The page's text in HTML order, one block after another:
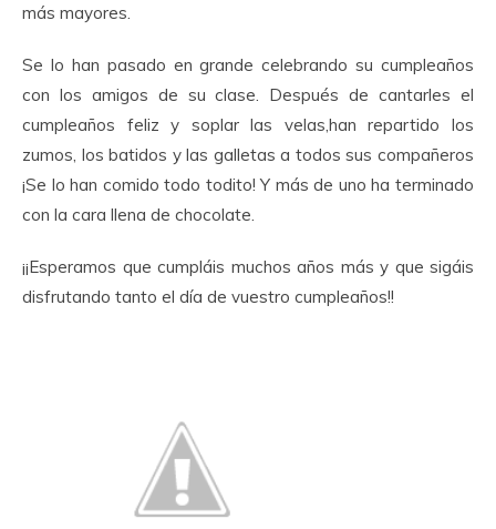
más mayores.
Se lo han pasado en grande celebrando su cumpleaños
con los amigos de su clase. Después de cantarles el
cumpleaños feliz y soplar las velas,han repartido los
zumos, los batidos y las galletas a todos sus compañeros
¡Se lo han comido todo todito! Y más de uno ha terminado
con la cara llena de chocolate.
¡¡Esperamos que cumpláis muchos años más y que sigáis
disfrutando tanto el día de vuestro cumpleaños!!